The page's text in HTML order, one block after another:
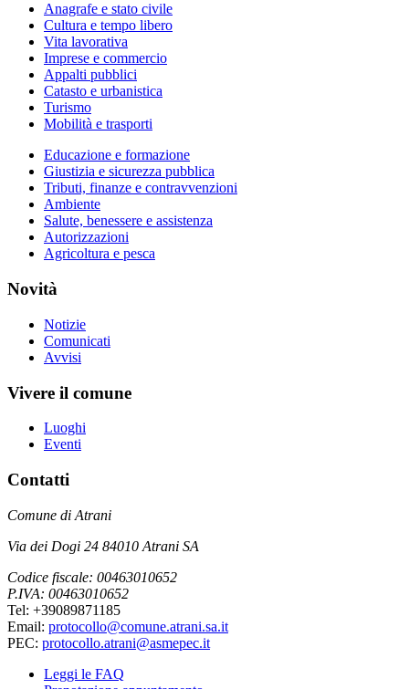
Anagrafe e stato civile
Cultura e tempo libero
Vita lavorativa
Imprese e commercio
Appalti pubblici
Catasto e urbanistica
Turismo
Mobilità e trasporti
Educazione e formazione
Giustizia e sicurezza pubblica
Tributi, finanze e contravvenzioni
Ambiente
Salute, benessere e assistenza
Autorizzazioni
Agricoltura e pesca
Novità
Notizie
Comunicati
Avvisi
Vivere il comune
Luoghi
Eventi
Contatti
Comune di Atrani
Via dei Dogi 24 84010 Atrani SA
Codice fiscale: 00463010652
P.IVA: 00463010652
Tel: +39089871185
Email: protocollo@comune.atrani.sa.it
PEC: protocollo.atrani@asmepec.it
Leggi le FAQ